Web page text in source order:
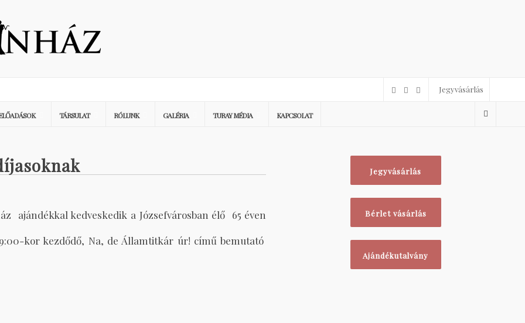
Jegyvásárlás
TÁRSULAT RÓLUNK GALÉRIA TURAY MÉDIA KAPCSOLAT
ajándékkal kedveskedik a Józsefvárosban élő 65 éven
kor kezdődő, Na, de Államtitkár úr! című bemutató
Jegyvásárlás
Bérlet vásárlás
Ajándékutalvány